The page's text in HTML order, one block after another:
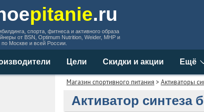
pitanie.ru
спорта, фитнеса и активного образа
от BSN, Optimum Nutrition, Weider, MHP и
по Москве и всей России.
Цели Скидки и акции Ещё
Магазин спортивного питания > Активаторы
Активатор синтеза